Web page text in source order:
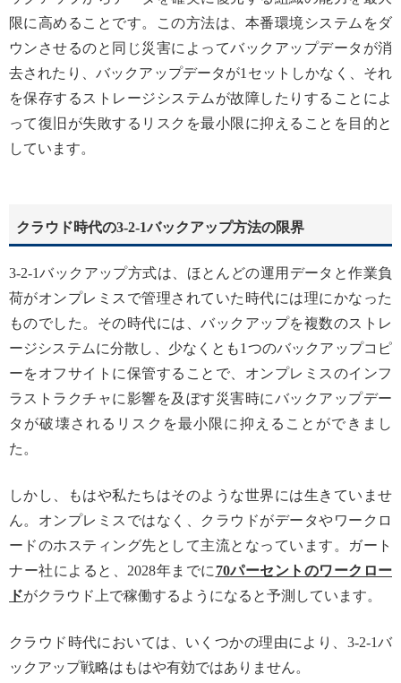
限に高めることです。この方法は、本番環境システムをダ
ウンさせるのと同じ災害によってバックアップデータが消
去されたり、バックアップデータが1セットしかなく、それ
を保存するストレージシステムが故障したりすることによ
って復旧が失敗するリスクを最小限に抑えることを目的と
しています。
クラウド時代の3-2-1バックアップ方法の限界
3-2-1バックアップ方式は、ほとんどの運用データと作業負
荷がオンプレミスで管理されていた時代には理にかなった
ものでした。その時代には、バックアップを複数のストレ
ージシステムに分散し、少なくとも1つのバックアップコピ
ーをオフサイトに保管することで、オンプレミスのインフ
ラストラクチャに影響を及ぼす災害時にバックアップデー
タが破壊されるリスクを最小限に抑えることができまし
た。
しかし、もはや私たちはそのような世界には生きていませ
ん。オンプレミスではなく、クラウドがデータやワークロ
ードのホスティング先として主流となっています。ガート
ナー社によると、2028年までに 70パーセントのワークロー
ドがクラウド上で稼働するようになると予測しています。
クラウド時代においては、いくつかの理由により、3-2-1バ
ックアップ戦略はもはや有効ではありません。